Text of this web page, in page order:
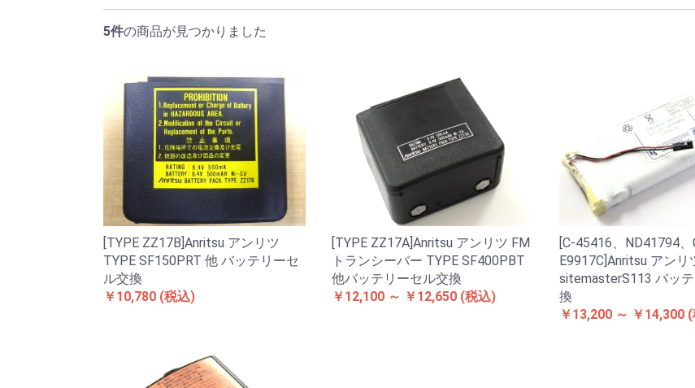
5件の商品が見つかりました
[TYPE ZZ17B]Anritsu アンリツ
TYPE SF150PRT 他 バッテリーセ
ル交換
￥10,780 (税込)
[TYPE ZZ17A]Anritsu アンリツ FM
トランシーバー TYPE SF400PBT
他バッテリーセル交換
￥12,100 ～ ￥12,650 (税込)
[C-45416、ND41794、
E9917C]Anritsu アンリ
sitemasterS113 バッ
換
￥13,200 ～ ￥14,300